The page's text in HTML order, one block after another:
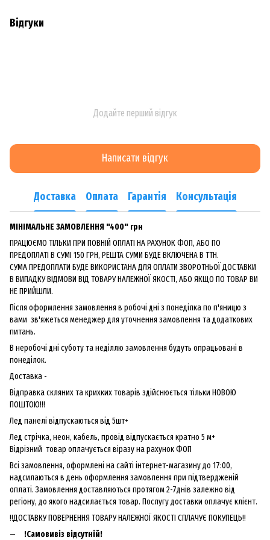
Відгуки
Додайте перший відгук
Написати відгук
Доставка Оплата Гарантія Консультація
МІНІМАЛЬНЕ ЗАМОВЛЕННЯ "400" грн
ПРАЦЮЄМО ТІЛЬКИ ПРИ ПОВНІЙ ОПЛАТІ НА РАХУНОК ФОП, АБО ПО
ПРЕДОПЛАТІ В СУМІ 150 ГРН, РЕШТА СУМИ БУДЕ ВКЛЮЧЕНА В ТТН.
СУМА ПРЕДОПЛАТИ БУДЕ ВИКОРИСТАНА ДЛЯ ОПЛАТИ ЗВОРОТНЬОЇ ДОСТАВКИ
В ВИПАДКУ ВІДМОВИ ВІД ТОВАРУ НАЛЕЖНОЇ ЯКОСТІ, АБО ЯКЩО ПО ТОВАР ВИ
НЕ ПРИЙШЛИ.
Після оформлення замовлення в робочі дні з понеділка по п'яницю з
вами зв'яжеться менеджер для уточнення замовлення та додаткових
питань.
В неробочі дні суботу та неділлю замовлення будуть опрацьовані в
понеділок.
Доставка -
Відправка скляних та крихких товарів здійснюється тільки НОВОЮ
ПОШТОЮ!!!
Лед панелі відпускаються від 5шт+
Лед стрічка, неон, кабель, провід відпускається кратно 5 м+
Відрізний товар оплачується віразу на рахунок ФОП
Всі замовлення, оформлені на сайті інтернет-магазину до 17:00,
надсилаються в день оформлення замовлення при підтвердженій
оплаті. Замовлення доставляються протягом 2-7днів залежно від
регіону, до якого надсилається товар. Послугу доставки оплачує клієнт.
!!ДОСТАВКУ ПОВЕРНЕННЯ ТОВАРУ НАЛЕЖНОЇ ЯКОСТІ СПЛАЧУЄ ПОКУПЕЦЬ!!
!Самовивіз відсутній!